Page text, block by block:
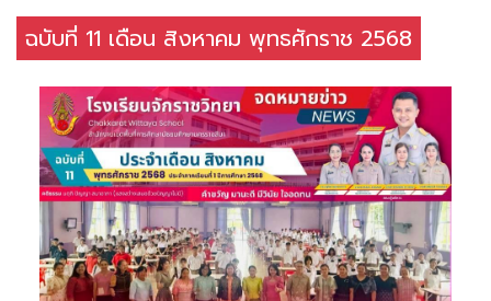
ฉบับที่ 11 เดือน สิงหาคม พุทธศักราช 2568